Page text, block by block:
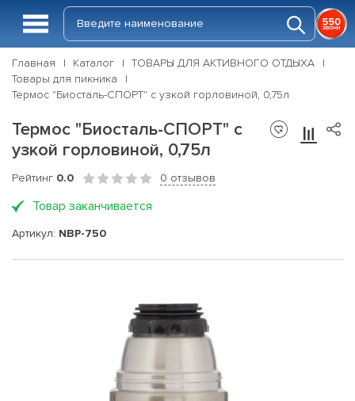
Главная Каталог
ТОВАРЫ ДЛЯ АКТИВНОГО ОТДЫХА
Товары для пикника
Термос "Биосталь-СПОРТ" с узкой горловиной, 0,75л
Термос "Биосталь-СПОРТ" с
узкой горловиной, 0,75л
Рейтинг 0.0 0 отзывов
Товар заканчивается
Артикул: NBP-750